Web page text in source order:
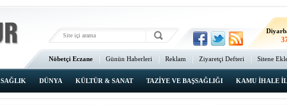
Nöbetçi Eczane Günün Haberleri Reklam Ziyaretçi Defteri
Sitene
Ana Sayfa
SAĞLIK DÜNYA KÜLTÜR & SANAT TAZİYE VE BAŞSAĞLIĞI KAMU İHALE